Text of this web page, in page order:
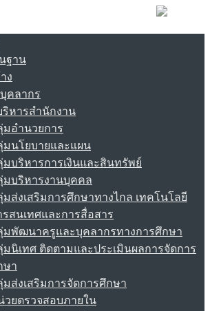
ฐาน
ง
คลากร
ริหารสำนักงาน
มอำนวยการ
มนโยบายและแผน
มบริหารการเงินและสินทรัพย์
มบริหารงานบุคคล
มส่งเสริมการศึกษาทางไกล เทคโนโลยี
รสนเทศและการสื่อสาร
มพัฒนาครูและบุคลากรทางการศึกษา
มนิเทศ ติดตามและประเมินผลการจัดการ
ษา
มส่งเสริมการจัดการศึกษา
วยตรวจสอบภายใน